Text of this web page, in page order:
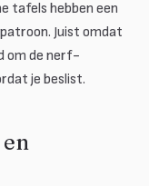
tafels hebben een
Juist omdat
om de nerf-
je beslist.